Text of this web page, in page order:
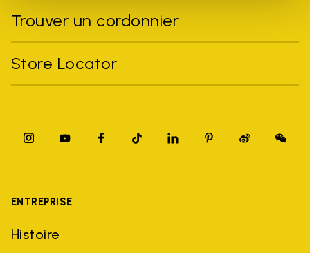
Trouver un cordonnier
Store Locator
ENTREPRISE
Histoire